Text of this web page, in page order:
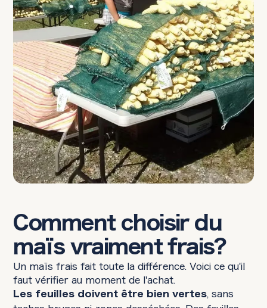
Comment choisir du
maïs vraiment frais?
Un maïs frais fait toute la différence. Voici ce qu'il
faut vérifier au moment de l'achat.
Les feuilles doivent être bien vertes, sans